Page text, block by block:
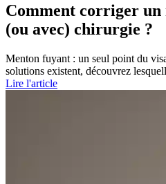
Comment corriger un
(ou avec) chirurgie ?
Menton fuyant : un seul point du
solutions existent, découvrez
Lire l'article